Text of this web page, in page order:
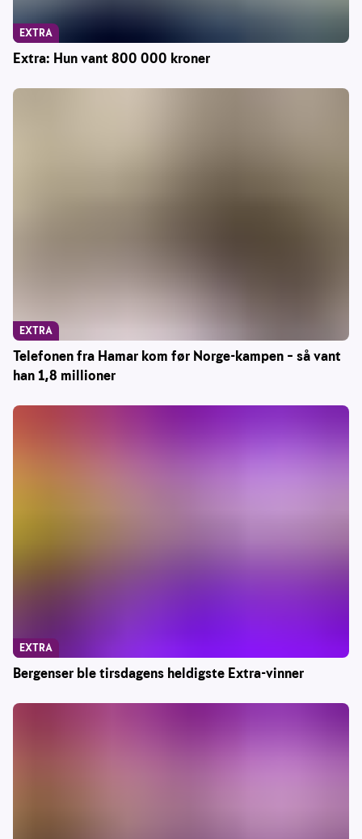
Extra: Hun vant 800 000 kroner
EXTRA
Telefonen fra Hamar kom før Norge-kampen – så vant
han 1,8 millioner
EXTRA
Bergenser ble tirsdagens heldigste Extra-vinner
EXTRA